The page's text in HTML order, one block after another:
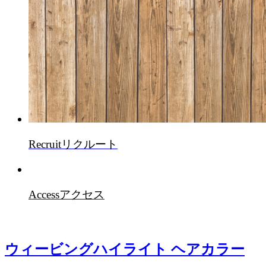
Recruitリクルート
Accessアクセス
ウィービングハイライト ヘアカラー